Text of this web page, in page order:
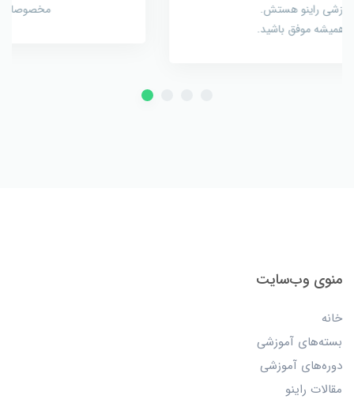
منوی وب‌سایت
خانه
بسته‌های آموزشی
دوره‌های آموزشی
مقالات راینو